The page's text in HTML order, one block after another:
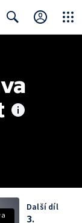
Další díl
3.